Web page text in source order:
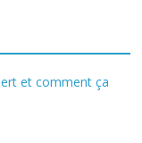
et comment ça